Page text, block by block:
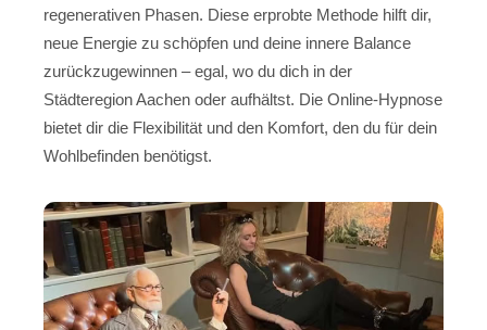
regenerativen Phasen. Diese erprobte Methode hilft dir,
neue Energie zu schöpfen und deine innere Balance
zurückzugewinnen – egal, wo du dich in der
Städteregion Aachen oder aufhältst. Die Online-Hypnose
bietet dir die Flexibilität und den Komfort, den du für dein
Wohlbefinden benötigst.